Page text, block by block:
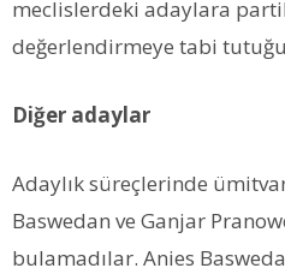
meclislerdeki adaylara
değerlendirmeye tabi tutuğu
Diğer adaylar
Adaylık süreçlerinde
Baswedan ve Ganjar
bulamadılar. Anies